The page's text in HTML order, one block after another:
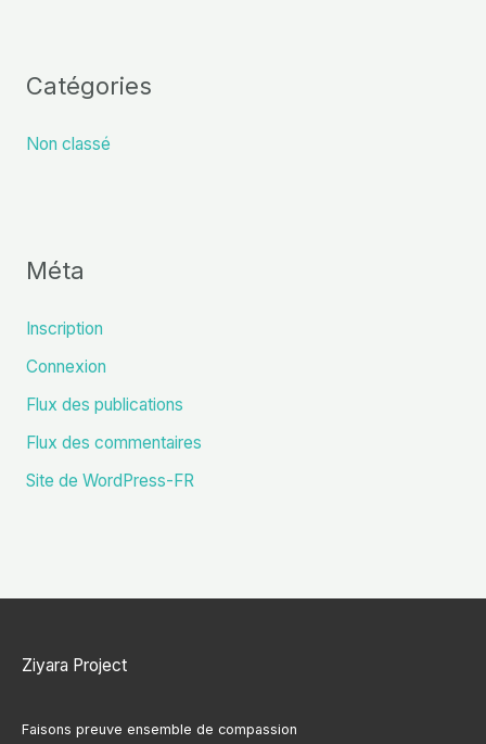
Catégories
Non classé
Méta
Inscription
Connexion
Flux des publications
Flux des commentaires
Site de WordPress-FR
Ziyara Project
Faisons preuve ensemble de compassion